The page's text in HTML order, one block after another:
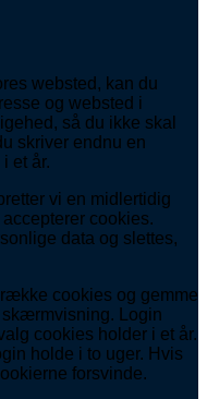
websted, kan du
og websted i
så du ikke skal
skriver endnu en
et år.
vi en midlertidig
cookies.
data og slettes,
cookies og gemme
Login
cookies holder i et år.
holde i to uger. Hvis
forsvinde.